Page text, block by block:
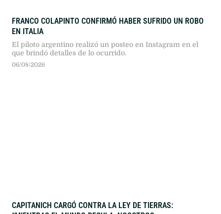
FRANCO COLAPINTO CONFIRMÓ HABER SUFRIDO UN ROBO
EN ITALIA
El piloto argentino realizó un posteo en Instagram en el
que brindó detalles de lo ocurrido.
06/08/2026
CAPITANICH CARGÓ CONTRA LA LEY DE TIERRAS: